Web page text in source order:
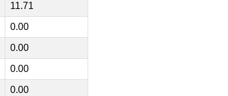
11.71
0.00
0.00
0.00
0.00